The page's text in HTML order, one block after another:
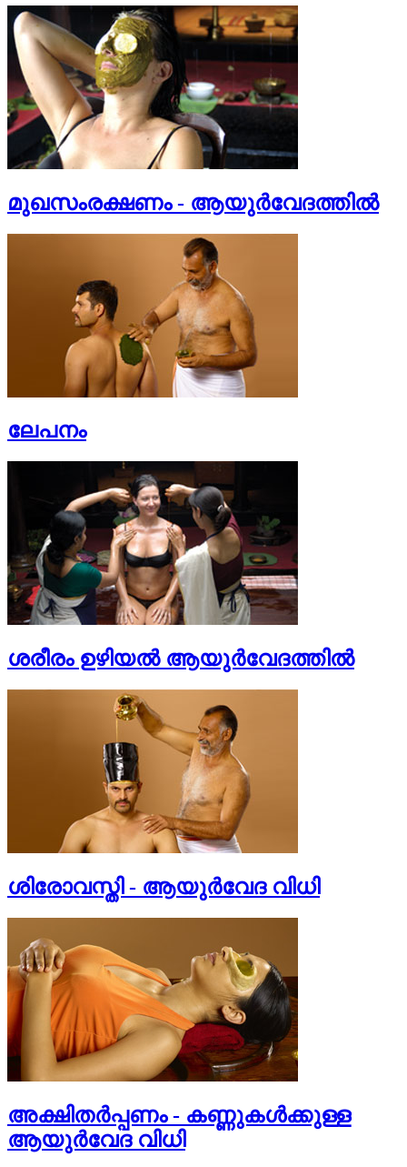
മുഖസംരക്ഷണം - ആയുര്‍വേദത്തില്‍
ലേപനം
ശരീരം ഉഴിയല്‍ ആയുര്‍വേദത്തില്‍
ശിരോവസ്തി - ആയുര്‍വേദ വിധി
അക്ഷിതര്‍പ്പണം - കണ്ണുകള്‍ക്കുള്ള
ആയുര്‍വേദ വിധി